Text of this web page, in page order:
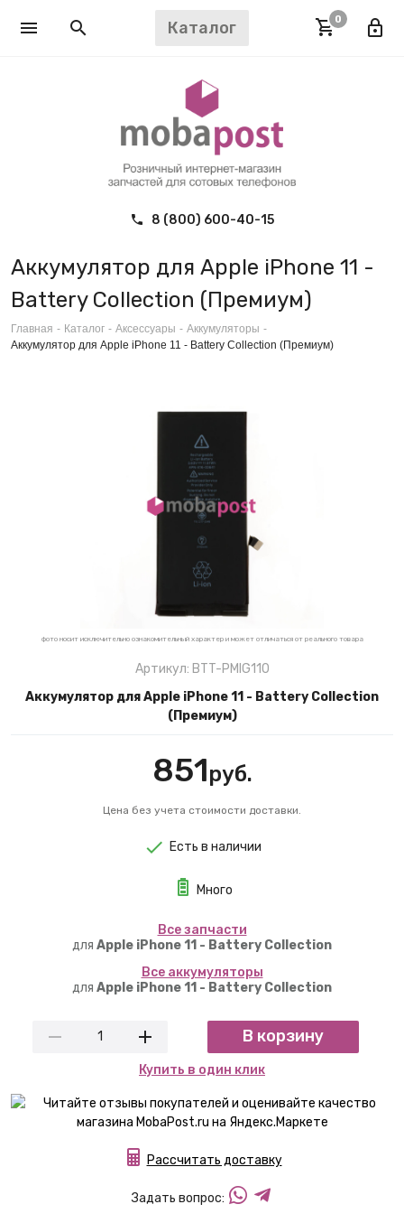
Каталог 0
8 (800) 600-40-15
Аккумулятор для Apple iPhone 11 -
Battery Collection (Премиум)
Главная - Каталог - Аксессуары - Аккумуляторы -
Аккумулятор для Apple iPhone 11 - Battery Collection (Премиум)
фото носит исключительно ознакомительный характер и может отличаться от реального товара
Артикул: BTT-PMIG110
Аккумулятор для Apple iPhone 11 - Battery Collection
(Премиум)
851руб.
Цена без учета стоимости доставки.
Есть в наличии
Много
Вcе запчасти
для Apple iPhone 11 - Battery Collection
Вcе аккумуляторы
для Apple iPhone 11 - Battery Collection
В корзину
Купить в один клик
Рассчитать доставку
Задать вопрос: